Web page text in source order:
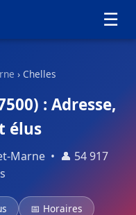
☰
› Chelles
: Adresse,
élus
Marne • 👤 54 917
📅 Horaires